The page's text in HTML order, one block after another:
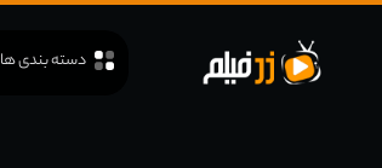
دسته بندی ها